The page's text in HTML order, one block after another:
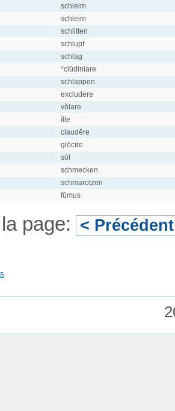
schleim
schleim
schlitten
schlupf
schlag
*clūdiniare
schlappen
excludere
vŏlare
ĭlle
claudĕre
glōcīre
sōl
schmecken
schmarotzen
fūmus
page: < Précédent